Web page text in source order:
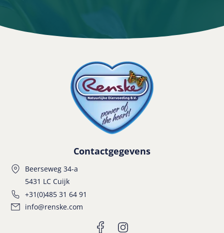
Contactgegevens
Beerseweg 34-a
5431 LC Cuijk
+31(0)485 31 64 91
info@renske.com